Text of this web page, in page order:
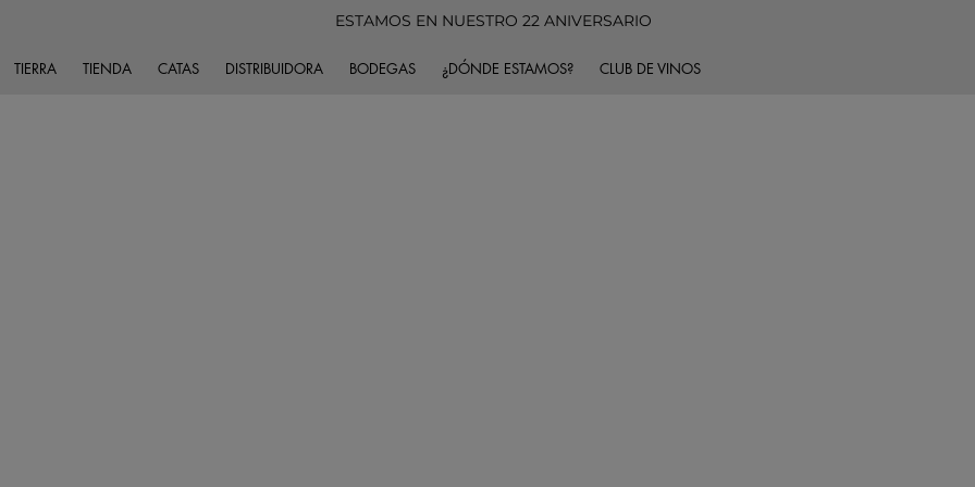
ESTAMOS EN NUESTRO 22 ANIVERSARIO
TIERRA TIENDA CATAS DISTRIBUIDORA BODEGAS ¿DÓNDE ESTAMOS? CLUB DE VINOS